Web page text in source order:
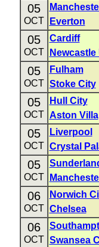
05
OCT Everton
05
OCT
Cardiff
Newcastle
05
OCT
Fulham
Stoke City
05
OCT
Hull City
Aston Villa
05
OCT
Liverpool
Crystal
05
OCT
06
OCT
Norwich
Chelsea
06
OCT Swansea